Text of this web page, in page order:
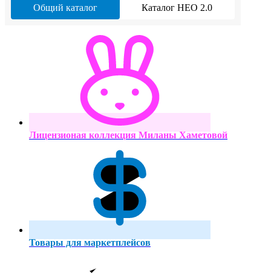
Общий каталог Каталог НЕО 2.0
Лицензионая коллекция Миланы Хаметовой
Товары для маркетплейсов